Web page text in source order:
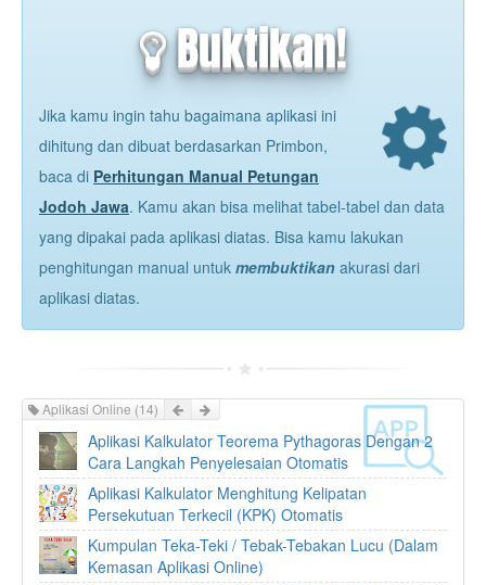
Buktikan!
Jika kamu ingin tahu bagaimana aplikasi ini
dihitung dan dibuat berdasarkan Primbon,
baca di Perhitungan Manual Petungan
Jodoh Jawa. Kamu akan bisa melihat tabel-tabel dan data
yang dipakai pada aplikasi diatas. Bisa kamu lakukan
penghitungan manual untuk membuktikan akurasi dari
aplikasi diatas.
Aplikasi Online (14) Prev
Aplikasi Kalkulator Teorema Pythagoras Dengan 2
Cara Langkah Penyelesaian Otomatis
Aplikasi Kalkulator Menghitung Kelipatan
Persekutuan Terkecil (KPK) Otomatis
Kumpulan Teka-Teki / Tebak-Tebakan Lucu (Dalam
Kemasan Aplikasi Online)